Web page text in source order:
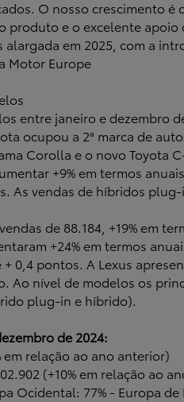
O nosso crescimento
produto e o excelente
em 2025, com a
Motor Europe
entre janeiro e dezembro
ocupou a 2ª marca de
Corolla e o novo Toyota
+9% em termos
As vendas de híbridos
de 88.184, +19% em
+24% em termos
0,4 pontos. A Lexus
Ao nível de modelos os
plug-in e híbrido).
de 2024:
em relação ao ano anterior)
(+10% em relação ao
Ocidental: 77% - Europa de